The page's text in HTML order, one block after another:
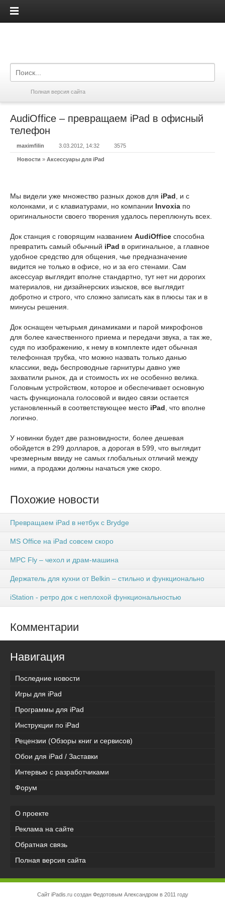
iPadis.ru
Полная версия сайта
AudiOffice – превращаем iPad в офисный
телефон
maximfilin 3.03.2012, 14:32 3575
Новости » Аксессуары для iPad
Мы видели уже множество разных доков для iPad , и с
колонками, и с клавиатурами, но компании Invoxia по
оригинальности своего творения удалось переплюнуть всех.
Док станция с говорящим названием AudiOffice способна
превратить самый обычный iPad в оригинальное, а главное
удобное средство для общения, чье предназначение
видится не только в офисе, но и за его стенами. Сам
аксессуар выглядит вполне стандартно, тут нет ни дорогих
материалов, ни дизайнерских изысков, все выглядит
добротно и строго, что сложно записать как в плюсы так и в
минусы решения.
Док оснащен четырьмя динамиками и парой микрофонов
для более качественного приема и передачи звука, а так же,
судя по изображению, к нему в комплекте идет обычная
телефонная трубка, что можно назвать только данью
классики, ведь беспроводные гарнитуры давно уже
захватили рынок, да и стоимость их не особенно велика.
Головным устройством, которое и обеспечивает основную
часть функционала голосовой и видео связи остается
установленный в соответствующее место iPad , что вполне
логично.
У новинки будет две разновидности, более дешевая
обойдется в 299 долларов, а дорогая в 599, что выглядит
чрезмерным ввиду не самых глобальных отличий между
ними, а продажи должны начаться уже скоро.
Похожие новости
Превращаем iPad в нетбук с Brydge
MS Office на iPad совсем скоро
MPC Fly – чехол и драм-машина
Держатель для кухни от Belkin – стильно и функционально
iStation - ретро док с неплохой функциональностью
Комментарии
Навигация
Последние новости
Игры для iPad
Программы для iPad
Инструкции по iPad
Рецензии (Обзоры книг и сервисов)
Обои для iPad / Заставки
Интервью с разработчиками
Форум
О проекте
Реклама на сайте
Обратная связь
Полная версия сайта
Сайт iPadis.ru создан Федотовым Александром в 2011 году